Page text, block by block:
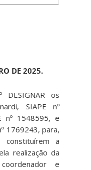
DE 2025.
DESIGNAR os
SIAPE nº
nº 1548595, e
1769243, para,
a
realização da
e